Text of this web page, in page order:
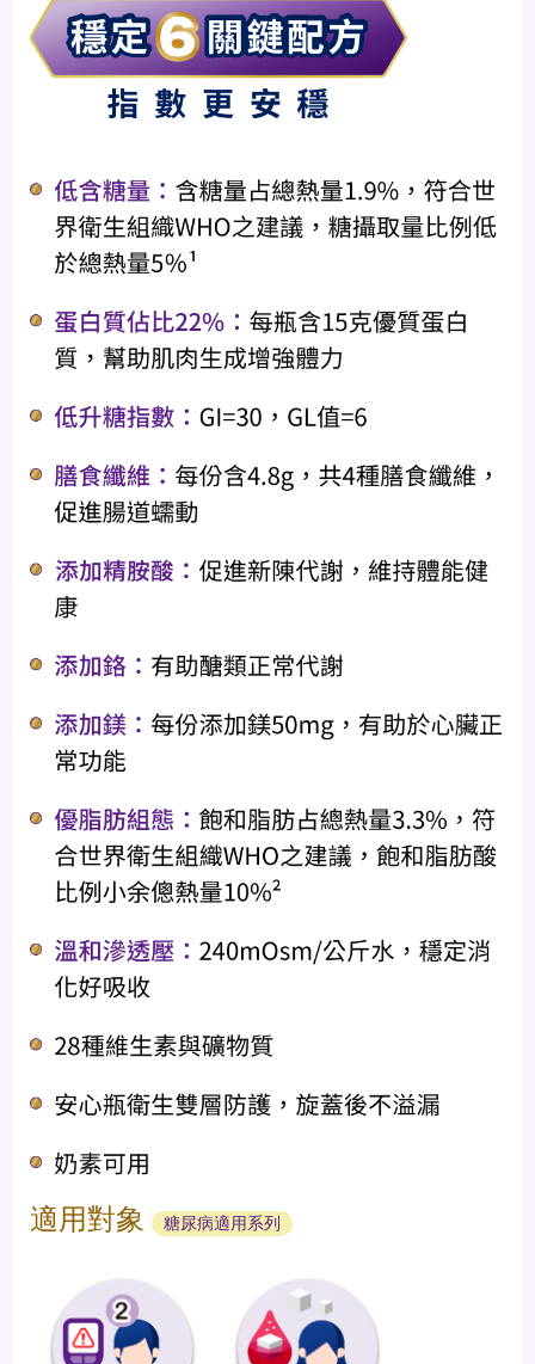
適用對象 糖尿病適用系列